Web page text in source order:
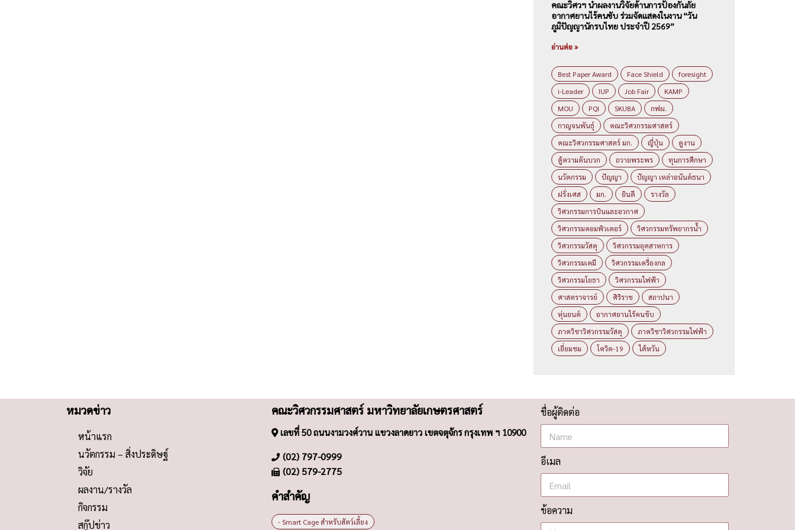
คณะวิศวฯ นำผลงานวิจัยด้านการป้องกันภัย
อากาศยานไร้คนขับ ร่วมจัดแสดงในงาน “วัน
ภูมิปัญญานักรบไทย ประจำปี 2569”
อ่านต่อ »
Best Paper Award Face Shield
foresight
i-Leader
IUP Job Fair
KAMP
MOU
PQI SKUBA
กฟผ.
กาญจนพันธุ์
คณะวิศวกรรมศาสตร์
คณะวิศวกรรมศาสตร์ มก.
ญี่ปุ่น
ดูงาน
ตู้ความดันบวก
ถวายพระพร
ทุนการศึกษา
นวัตกรรม
ปัญญา
ปัญญา เหล่าอนันต์ธนา
ฝรั่งเศส
มก. ยินดี
รางวัล
วิศวกรรมการบินและอวกาศ
วิศวกรรมคอมพิวเตอร์
วิศวกรรมทรัพยากรน้ำ
วิศวกรรมวัสดุ
วิศวกรรมอุตสาหการ
วิศวกรรมเคมี
วิศวกรรมเครื่องกล
วิศวกรรมโยธา
วิศวกรรมไฟฟ้า
ศาสตราจารย์
ศิริราช
สถาปนา
หุ่นยนต์
อากาศยานไร้คนขับ
ภาควิชาวิศวกรรมวัสดุ
ภาควิชาวิศวกรรมไฟฟ้า
เยี่ยมชม
โควิด-19 ไต้หวัน
หมวดข่าว
หน้าแรก
นวัตกรรม – สิ่งประดิษฐ์
วิจัย
ผลงาน/รางวัล
กิจกรรม
สกู๊ปข่าว
คณะวิศวกรรมศาสตร์ มหาวิทยาลัยเกษตรศาสตร์
เลขที่ 50 ถนนงามวงศ์วาน แขวงลาดยาว เขตจตุจักร กรุงเทพ ฯ 10900
(02) 797-0999
(02) 579-2775
คำสำคัญ
- Smart Cage สำหรับสัตว์เลี้ยง
ชื่อผู้ติดต่อ
อีเมล
ข้อความ